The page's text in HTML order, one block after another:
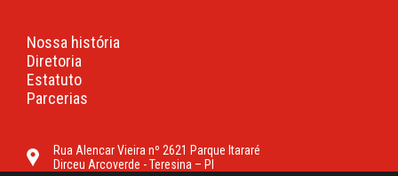
Nossa história
Diretoria
Estatuto
Parcerias
Rua Alencar Vieira nº 2621 Parque Itararé
Dirceu Arcoverde - Teresina – PI